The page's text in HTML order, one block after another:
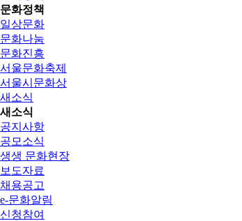
문화정책
일상문화
문화나눔
문화진흥
서울문화축제
서울시문화상
새소식
새소식
공지사항
공모소식
생생 문화현장
보도자료
채용공고
e-문화알림
신청참여